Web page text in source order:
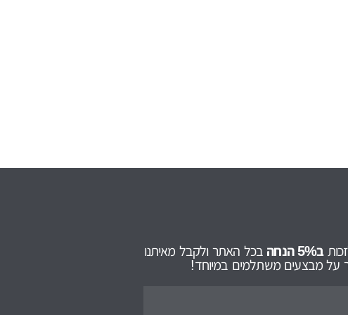
ב5% הנחה
בכל האתר ולקבל מאיתנו
על מבצעים משתלמים במיוחד!